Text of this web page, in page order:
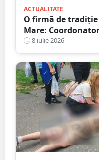
ACTUALITATE
O firmă de
Mare:
Dispecer
Contabil cu
8 iulie 2026